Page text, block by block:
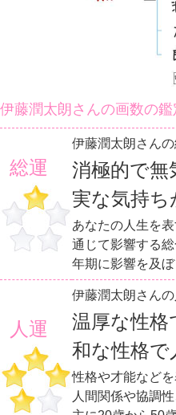
伊藤潤太朗さんの画数の鑑
総運
伊藤潤太朗さん
消極的で無
実な気持ち
あなたの人生を
通じて影響する
年期に影響を及ぼ
人運
伊藤潤太朗さん
温厚な性格
和な性格で
性格や才能など
人間関係や協調